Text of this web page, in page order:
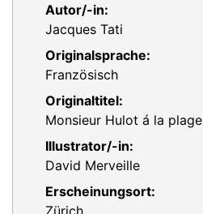
Autor/-in:
Jacques Tati
Originalsprache:
Französisch
Originaltitel:
Monsieur Hulot á la plage
Illustrator/-in:
David Merveille
Erscheinungsort:
Zürich